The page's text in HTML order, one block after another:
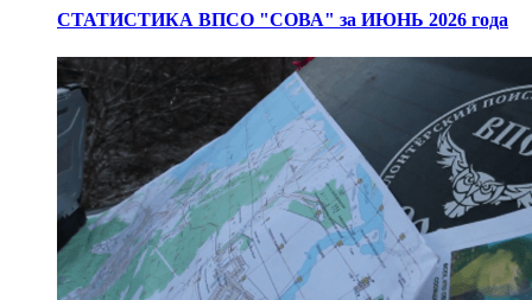
СТАТИСТИКА ВПСО "СОВА" за ИЮНЬ 2026 года